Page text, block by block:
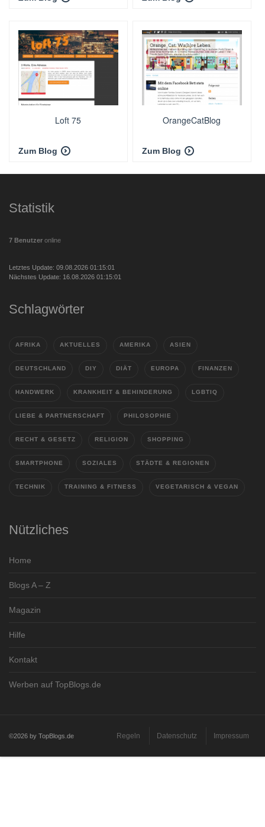
Loft 75
Zum Blog
OrangeCatBlog
Zum Blog
Statistik
7 Benutzer online
Letztes Update: 09.08.2026 01:15:01
Nächstes Update: 16.08.2026 01:15:01
Schlagwörter
AFRIKA AKTUELLES AMERIKA ASIEN
DEUTSCHLAND DIY DIÄT EUROPA FINANZEN
HANDWERK KRANKHEIT & BEHINDERUNG LGBTIQ
LIEBE & PARTNERSCHAFT PHILOSOPHIE
RECHT & GESETZ RELIGION SHOPPING
SMARTPHONE SOZIALES STÄDTE & REGIONEN
TECHNIK TRAINING & FITNESS VEGETARISCH & VEGAN
Nützliches
Home
Blogs A – Z
Magazin
Hilfe
Kontakt
Werben auf TopBlogs.de
©2026 by TopBlogs.de Regeln Datenschutz Impressum